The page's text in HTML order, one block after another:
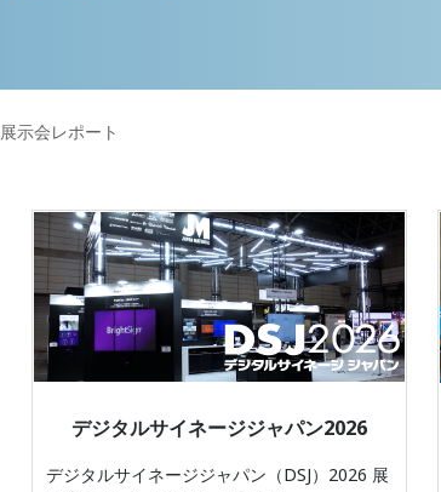
展示会レポート
デジタルサイネージジャパン2026
デジタルサイネージジャパン（DSJ）2026 展